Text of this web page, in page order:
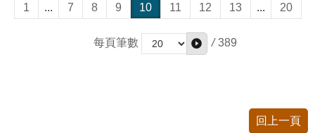
1 ... 7 8 9 10 11 12 13 ... 20
每頁筆數 / 389
回上一頁